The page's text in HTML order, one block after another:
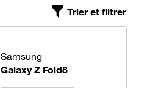
Trier et filtrer
Samsung
Galaxy Z Fold8